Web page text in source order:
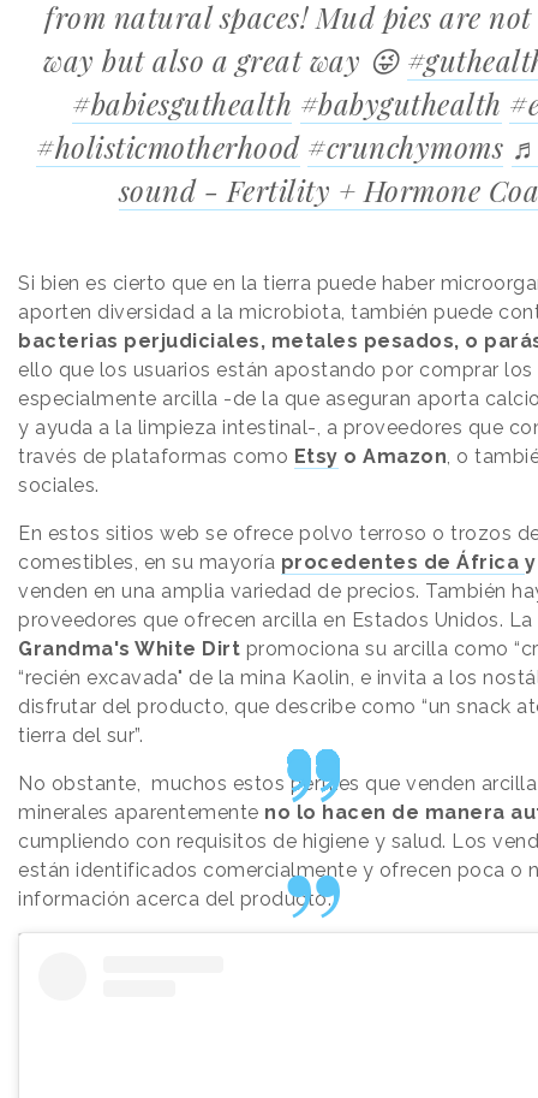
from natural spaces! Mud pies are
way but also a great way 😜
#babiesguthealth #babyguthealth
#holisticmotherhood #crunchymoms
sound - Fertility + Hormone
Si bien es cierto que en la tierra puede haber
aporten diversidad a la microbiota, también puede
bacterias perjudiciales, metales pesados, o
ello que los usuarios están apostando por comprar
especialmente arcilla -de la que aseguran aporta
y ayuda a la limpieza intestinal-, a proveedores que
través de plataformas como Etsy o Amazon, o
sociales.
En estos sitios web se ofrece polvo terroso o trozos
comestibles, en su mayoría procedentes de África
venden en una amplia variedad de precios. También
proveedores que ofrecen arcilla en Estados Unidos.
Grandma's White Dirt promociona su arcilla como
“recién excavada" de la mina Kaolin, e invita a los
disfrutar del producto, que describe como “un snack
tierra del sur”.
No obstante, muchos estos perfiles que venden
minerales aparentemente no lo hacen de manera
cumpliendo con requisitos de higiene y salud. Los
están identificados comercialmente y ofrecen poca o
información acerca del producto.